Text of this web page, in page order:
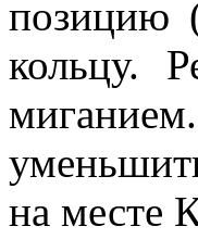
позицию
кольцу.
на месте